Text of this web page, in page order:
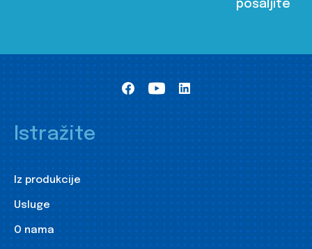
Istražite
Iz produkcije
Usluge
O nama